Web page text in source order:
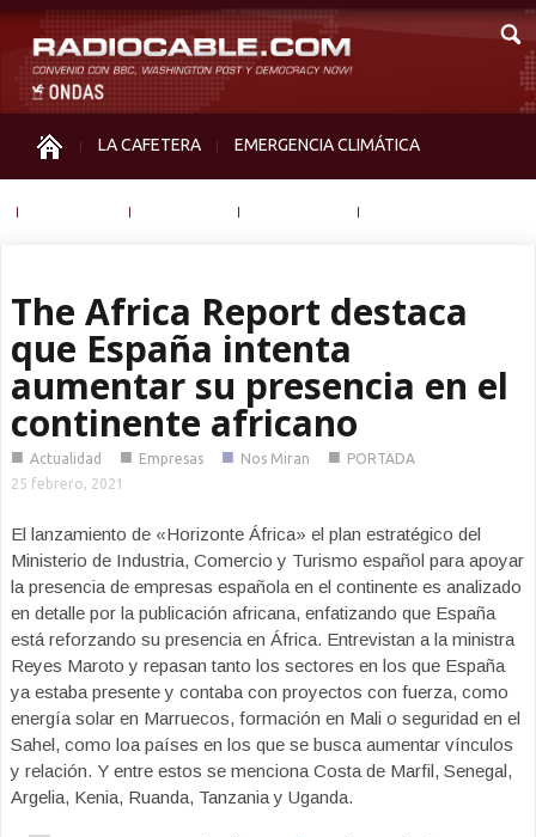
LA CAFETERA EMERGENCIA CLIMÁTICA
The Africa Report destaca
que España intenta
aumentar su presencia en el
continente africano
■ Actualidad ■ Empresas ■ Nos Miran ■ PORTADA
25 febrero, 2021
El lanzamiento de «Horizonte África» el plan estratégico del
Ministerio de Industria, Comercio y Turismo español para apoyar
la presencia de empresas española en el continente es analizado
en detalle por la publicación africana, enfatizando que España
está reforzando su presencia en África. Entrevistan a la ministra
Reyes Maroto y repasan tanto los sectores en los que España
ya estaba presente y contaba con proyectos con fuerza, como
energía solar en Marruecos, formación en Mali o seguridad en el
Sahel, como loa países en los que se busca aumentar vínculos
y relación. Y entre estos se menciona Costa de Marfil, Senegal,
Argelia, Kenia, Ruanda, Tanzania y Uganda.